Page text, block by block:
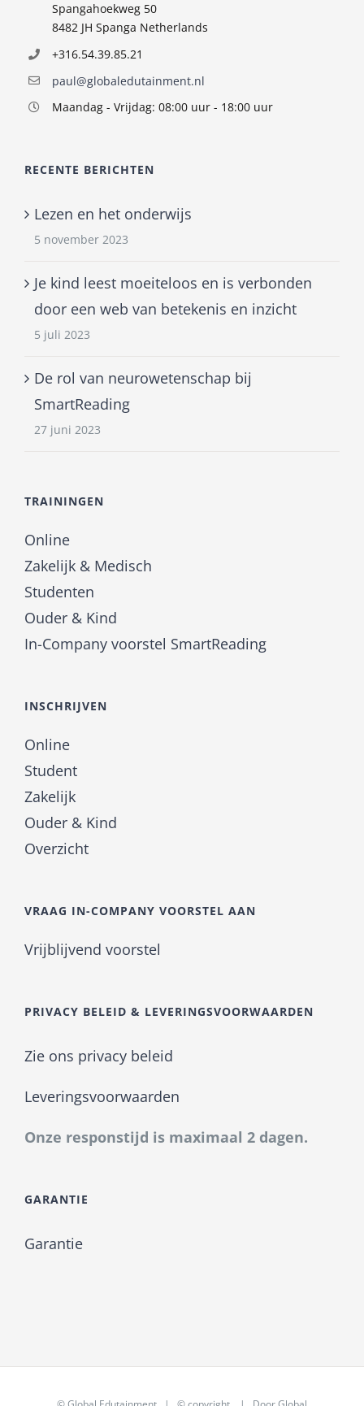
Spangahoekweg 50
8482 JH Spanga Netherlands
+316.54.39.85.21
paul@globaledutainment.nl
Maandag - Vrijdag: 08:00 uur - 18:00 uur
RECENTE BERICHTEN
Lezen en het onderwijs
5 november 2023
Je kind leest moeiteloos en is verbonden
door een web van betekenis en inzicht
5 juli 2023
De rol van neurowetenschap bij
SmartReading
27 juni 2023
TRAININGEN
Online
Zakelijk & Medisch
Studenten
Ouder & Kind
In-Company voorstel SmartReading
INSCHRIJVEN
Online
Student
Zakelijk
Ouder & Kind
Overzicht
VRAAG IN-COMPANY VOORSTEL AAN
Vrijblijvend voorstel
PRIVACY BELEID & LEVERINGSVOORWAARDEN
Zie ons privacy beleid
Leveringsvoorwaarden
Onze responstijd is maximaal 2 dagen.
GARANTIE
Garantie